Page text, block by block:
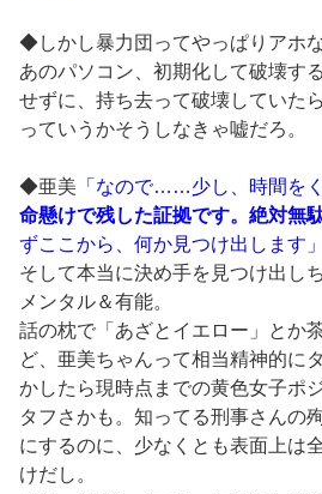
◆しかし暴力団ってやっぱりアホ
あのパソコン、初期化して破壊す
せずに、持ち去って破壊していた
っていうかそうしなきゃ嘘だろ。
◆亜美 「なので……少し、時間をく
命懸けで残した証拠です。絶対無
ずここから、何か見つけ出します」
そして本当に決め手を見つけ出し
メンタル＆有能。
話の枕で「あざとイエロー」とか
ど、亜美ちゃんって相当精神的に
かしたら現時点までの黄色女子ポ
タフさかも。知ってる刑事さんの
にするのに、少なくとも表面上は
けだし。